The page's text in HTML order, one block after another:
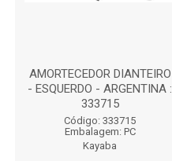
AMORTECEDOR DIANTEIRO
- ESQUERDO - ARGENTINA :
333715
Código: 333715
Embalagem: PC
Kayaba